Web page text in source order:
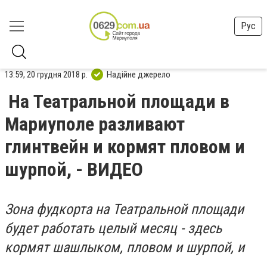
Рус
13:59, 20 грудня 2018 р. Надійне джерело
На Театральной площади в
Мариуполе разливают
глинтвейн и кормят пловом и
шурпой, - ВИДЕО
Зона фудкорта на Театральной площади
будет работать целый месяц - здесь
кормят шашлыком, пловом и шурпой, и